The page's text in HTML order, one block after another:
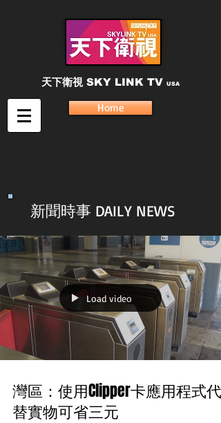
天下衛視 SKY LINK TV USA
Home
新聞時事 DAILY NEWS
Load video
灣區：使用Clipper卡應用程式代
替實物可省三元